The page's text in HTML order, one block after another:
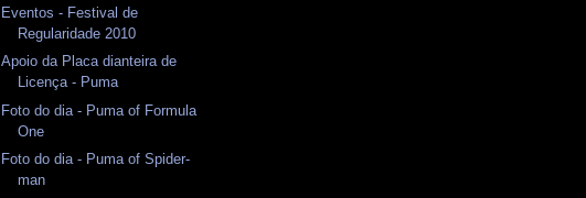
Eventos - Festival de
Regularidade 2010
Apoio da Placa dianteira de
Licença - Puma
Foto do dia - Puma of Formula
One
Foto do dia - Puma of Spider-
man